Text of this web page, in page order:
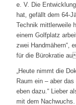
e. V. Die
hat, gefällt dem 64-
Technik mittlerweile
einem Golfplatz
zwei Handmähern“,
für die Bürokratie
„Heute nimmt die
Raum ein – aber
eben dazu.“ Lieber
mit dem